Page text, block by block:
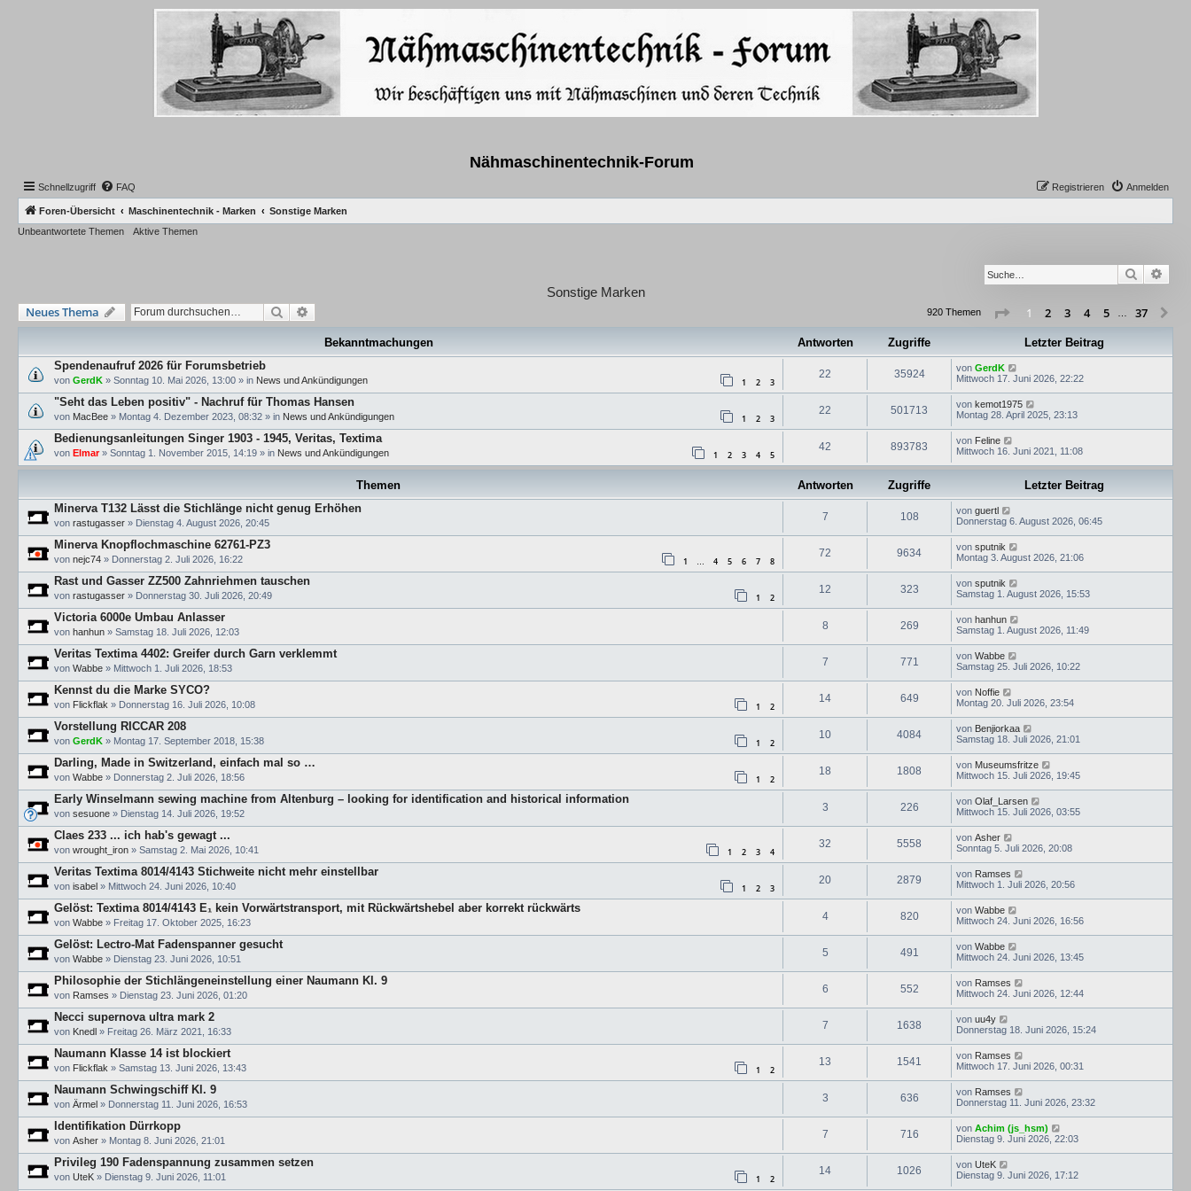
Nähmaschinentechnik-Forum
Schnellzugriff FAQ Anmelden
Registrieren
Foren-Übersicht Maschinentechnik - Marken
Sonstige Marken
Unbeantwortete Themen
Aktive Themen
Suche
Sonstige Marken
Neues Thema Suche 920 Themen Seite 1von
1 2 3 4 5 37
Bekanntmachungen Antworten Zugriffe
Letzter Beitrag
Spendenaufruf 2026 für Forumsbetrieb
von GerdK » Sonntag 10. Mai 2026, 13:00 » in News und Ankündigungen 1 2 3
22 35924 von GerdK
Mittwoch 17. Juni 2026, 22:22
"Seht das Leben positiv" - Nachruf für Thomas Hansen
von MacBee » Montag 4. Dezember 2023, 08:32 » in News und Ankündigungen 1 2 3
22 501713 von kemot1975
Montag 28. April 2025, 23:13
Bedienungsanleitungen Singer 1903 - 1945, Veritas, Textima
von Elmar» Sonntag 1. November 2015, 14:19 » in News und Ankündigungen 1 2 3 4 5
42 893783 von Feline
Mittwoch 16. Juni 2021, 11:08
Themen Antworten Zugriffe
Letzter Beitrag
Minerva T132 Lässt die Stichlänge nicht genug Erhöhen
von rastugasser » Dienstag 4. August 2026, 20:45
7 108 von guertl
Donnerstag 6. August 2026, 06:45
Minerva Knopflochmaschine 62761-PZ3
von nejc74 » Donnerstag 2. Juli 2026, 16:22 1 4 5 6 7 8
72 9634 von sputnik
Montag 3. August 2026, 21:06
Rast und Gasser ZZ500 Zahnriehmen tauschen
von rastugasser » Donnerstag 30. Juli 2026, 20:49 1 2
12 323 von sputnik
Samstag 1. August 2026, 15:53
Victoria 6000e Umbau Anlasser
von hanhun » Samstag 18. Juli 2026, 12:03
8 269 von hanhun
Samstag 1. August 2026, 11:49
Veritas Textima 4402: Greifer durch Garn verklemmt
von Wabbe » Mittwoch 1. Juli 2026, 18:53
7 771 von Wabbe
Samstag 25. Juli 2026, 10:22
Kennst du die Marke SYCO?
von Flickflak » Donnerstag 16. Juli 2026, 10:08 1 2
14 649 von Noffie
Montag 20. Juli 2026, 23:54
Vorstellung RICCAR 208
von GerdK » Montag 17. September 2018, 15:38 1 2
10 4084 von Benjiorkaa
Samstag 18. Juli 2026, 21:01
Darling, Made in Switzerland, einfach mal so …
von Wabbe » Donnerstag 2. Juli 2026, 18:56 1 2
18 1808 von Museumsfritze
Mittwoch 15. Juli 2026, 19:45
Early Winselmann sewing machine from Altenburg – looking for identification and historical information
von sesuone » Dienstag 14. Juli 2026, 19:52
3 226 von Olaf_Larsen
Mittwoch 15. Juli 2026, 03:55
Claes 233 ... ich hab's gewagt ...
von wrought_iron » Samstag 2. Mai 2026, 10:41 1 2 3 4
32 5558 von Asher
Sonntag 5. Juli 2026, 20:08
Veritas Textima 8014/4143 Stichweite nicht mehr einstellbar
von isabel » Mittwoch 24. Juni 2026, 10:40 1 2 3
20 2879 von Ramses
Mittwoch 1. Juli 2026, 20:56
Gelöst: Textima 8014/4143 E₁ kein Vorwärtstransport, mit Rückwärtshebel aber korrekt rückwärts
von Wabbe » Freitag 17. Oktober 2025, 16:23
4 820 von Wabbe
Mittwoch 24. Juni 2026, 16:56
Gelöst: Lectro-Mat Fadenspanner gesucht
von Wabbe » Dienstag 23. Juni 2026, 10:51
5 491 von Wabbe
Mittwoch 24. Juni 2026, 13:45
Philosophie der Stichlängeneinstellung einer Naumann Kl. 9
von Ramses » Dienstag 23. Juni 2026, 01:20
6 552 von Ramses
Mittwoch 24. Juni 2026, 12:44
Necci supernova ultra mark 2
von Knedl » Freitag 26. März 2021, 16:33
7 1638 von uu4y
Donnerstag 18. Juni 2026, 15:24
Naumann Klasse 14 ist blockiert
von Flickflak » Samstag 13. Juni 2026, 13:43 1 2
13 1541 von Ramses
Mittwoch 17. Juni 2026, 00:31
Naumann Schwingschiff Kl. 9
von Ärmel » Donnerstag 11. Juni 2026, 16:53
3 636 von Ramses
Donnerstag 11. Juni 2026, 23:32
Identifikation Dürrkopp
von Asher » Montag 8. Juni 2026, 21:01
7 716 von Achim (js_hsm)
Dienstag 9. Juni 2026, 22:03
Privileg 190 Fadenspannung zusammen setzen
von UteK » Dienstag 9. Juni 2026, 11:01 1 2
14 1026 von UteK
Dienstag 9. Juni 2026, 17:12